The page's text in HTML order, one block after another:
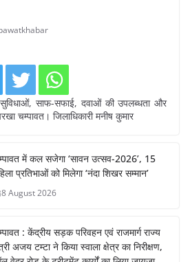
साफ-सफाई, दवाओं की उपलब्धता और
चम्पावत। जिलाधिकारी मनीष कुमार
में कल सजेगा ‘सावन उत्सव-2026’, 15
प्रतिभाओं को मिलेगा ‘नंदा शिखर सम्मान’
8 August 2026
: केंद्रीय सड़क परिवहन एवं राजमार्ग राज्य
अजय टम्टा ने किया स्वाला क्षेत्र का निरीक्षण,